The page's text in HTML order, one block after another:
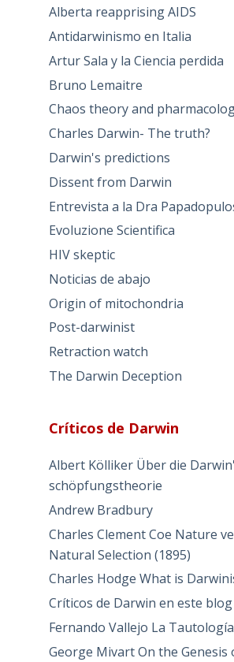
Alberta reapprising AIDS
Antidarwinismo en Italia
Artur Sala y la Ciencia perdida
Bruno Lemaitre
Chaos theory and
Charles Darwin- The truth?
Darwin's predictions
Dissent from Darwin
Entrevista a la Dra
Evoluzione Scientifica
HIV skeptic
Noticias de abajo
Origin of mitochondria
Post-darwinist
Retraction watch
The Darwin Deception
Críticos de Darwin
Albert Kölliker Über die
schöpfungstheorie
Andrew Bradbury
Charles Clement Coe Nature
Natural Selection (1895)
Charles Hodge What is
Críticos de Darwin en este blog
Fernando Vallejo La
George Mivart On the Genesis